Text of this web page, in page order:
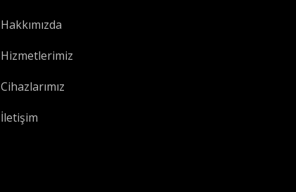
Hakkımızda
Hizmetlerimiz
Cihazlarımız
İletişim